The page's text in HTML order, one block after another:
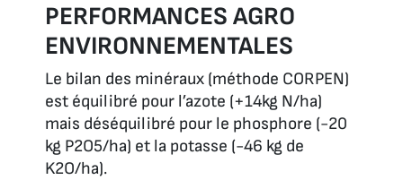
PERFORMANCES AGRO
ENVIRONNEMENTALES
Le bilan des minéraux (méthode CORPEN)
est équilibré pour l’azote (+14kg N/ha)
mais déséquilibré pour le phosphore (-20
kg P2O5/ha) et la potasse (-46 kg de
K2O/ha).